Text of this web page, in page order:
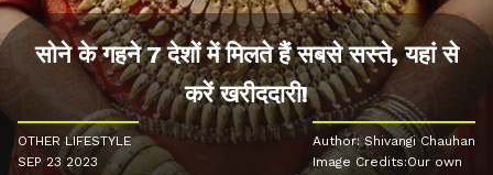
सोने के गहने 7 देशों में मिलते हैं सबसे सस्ते, यहां से
करें खरीददारी!
OTHER LIFESTYLE
SEP 23 2023
Author: Shivangi Chauhan
Image Credits:Our own